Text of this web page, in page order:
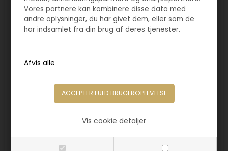
Vores partnere kan kombinere disse data med
andre oplysninger, du har givet dem, eller som de
har indsamlet fra din brug af deres tjenester.
Vis cookie detaljer
Varenr. 4141